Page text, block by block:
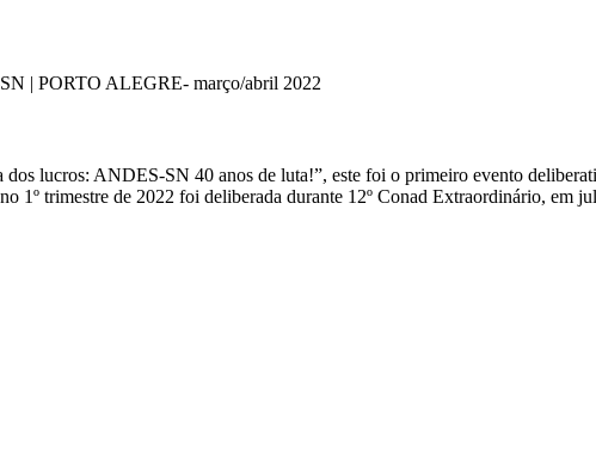
| PORTO ALEGRE- março/abril 2022
lucros: ANDES-SN 40 anos de luta!”, este foi o primeiro evento
1º trimestre de 2022 foi deliberada durante 12º Conad Extraordinário, em